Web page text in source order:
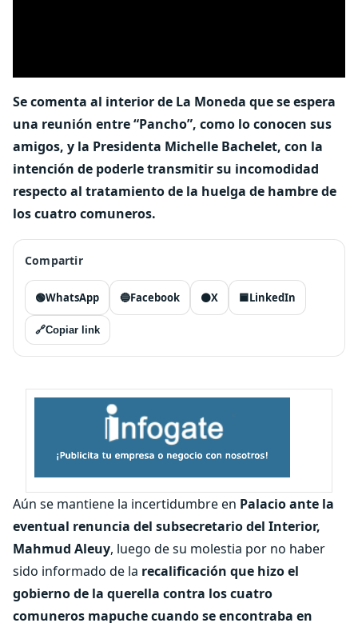
Se comenta al interior de La Moneda que se espera
una reunión entre “Pancho”, como lo conocen sus
amigos, y la Presidenta Michelle Bachelet, con la
intención de poderle transmitir su incomodidad
respecto al tratamiento de la huelga de hambre de
los cuatro comuneros.
Compartir
🟢WhatsApp 🔵Facebook ⚫X 🟦LinkedIn
🔗Copiar link
Aún se mantiene la incertidumbre en Palacio ante la
eventual renuncia del subsecretario del Interior,
Mahmud Aleuy, luego de su molestia por no haber
sido informado de la recalificación que hizo el
gobierno de la querella contra los cuatro
comuneros mapuche cuando se encontraba en